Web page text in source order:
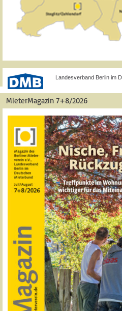
Landesverband Berlin im
MieterMagazin 7+8/2026